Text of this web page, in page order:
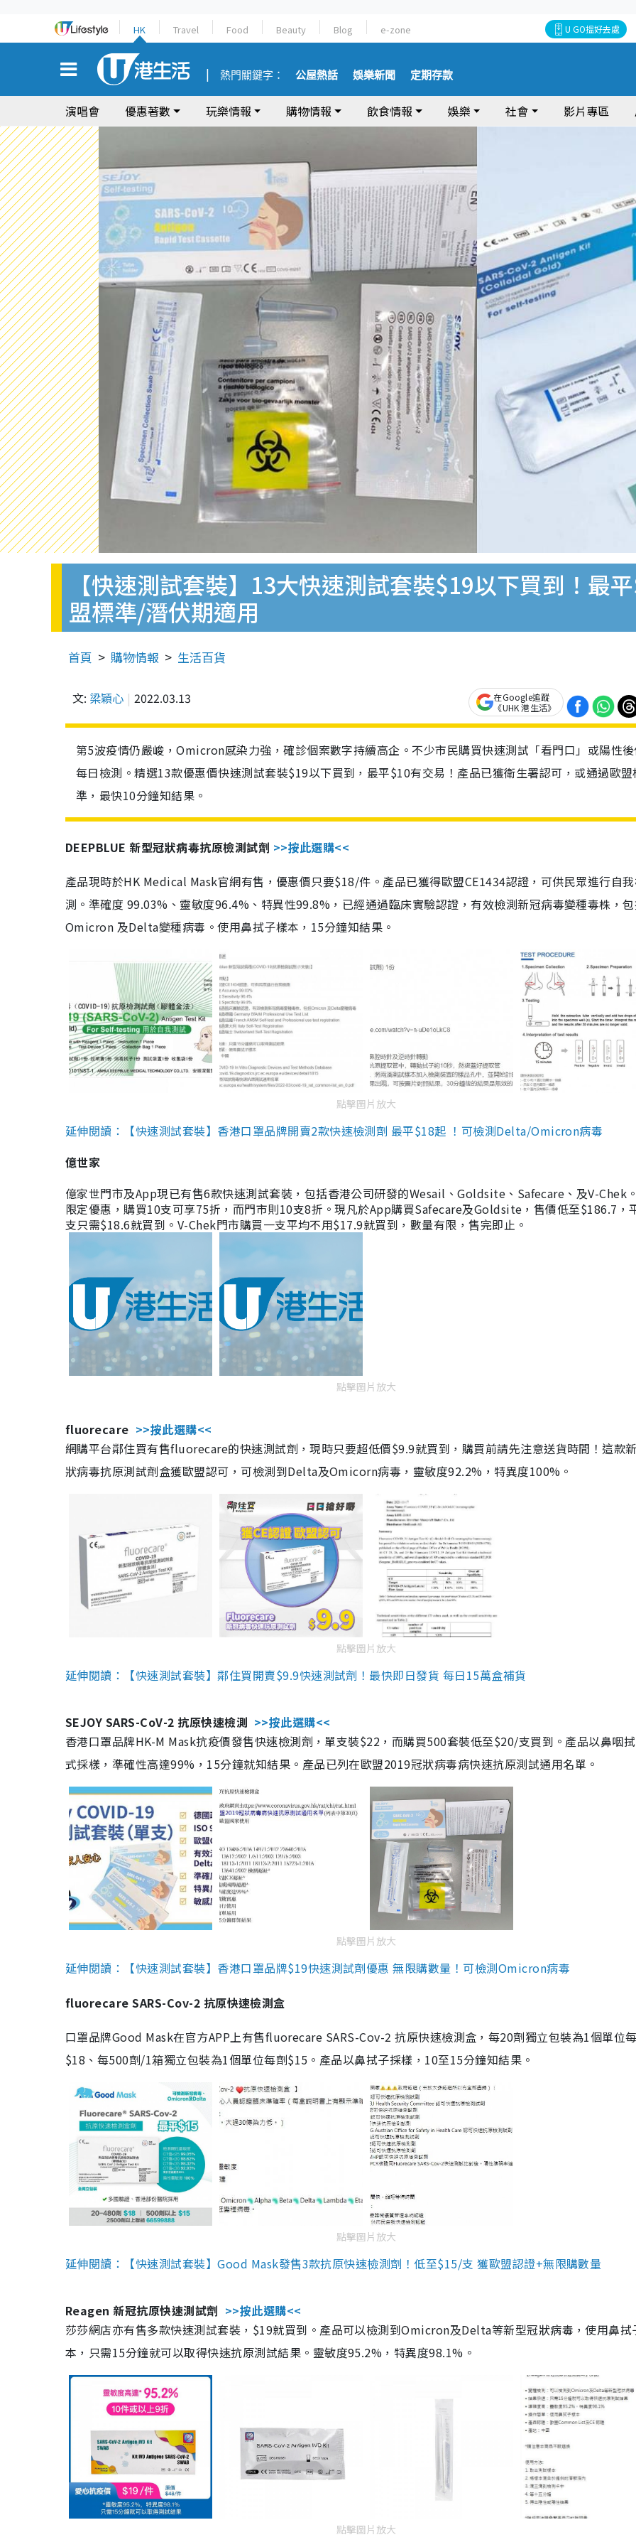
HK Travel Food Beauty Blog e-zone U GO搵好去處
熱門關鍵字： 公屋熱話 娛樂新聞 定期存款
演唱會 優惠著數 玩樂情報 購物情報 飲食情報 娛樂 社會 影片專區
【快速測試套裝】13大快速測試套裝$19以下買到！最
盟標準/潛伏期適用
首頁 購物情報 生活百貨
文: 梁穎心 2022.03.13
在Google追蹤
《UHK 港生活》
第5波疫情仍嚴峻，Omicron感染力強，確診個案數字持續高企。不少市民購買快速測試「看門口」或陽性
每日檢測。精選13款優惠價快速測試套裝$19以下買到，最平$10有交易！產品已獲衛生署認可，或通過歐盟
準，最快10分鐘知結果。
DEEPBLUE 新型冠狀病毒抗原檢測試劑 >>按此選購<<
產品現時於HK Medical Mask官網有售，優惠價只要$18/件。產品已獲得歐盟CE1434認證，可供民眾進行自
測。準確度 99.03%、靈敏度96.4%、特異性99.8%，已經通過臨床實驗認證，有效檢測新冠病毒變種毒株，
Omicron 及Delta變種病毒。使用鼻拭子樣本，15分鐘知結果。
點擊圖片放大
延伸閱讀：【快速測試套裝】香港口罩品牌開賣2款快速檢測劑 最平$18起 ！可檢測Delta/Omicron病毒
億世家
億家世門市及App現已有售6款快速測試套裝，包括香港公司研發的Wesail、Goldsite、Safecare、及V-Chek
限定優惠，購買10支可享75折，而門市則10支8折。現凡於App購買Safecare及Goldsite，售價低至$186.7，
支只需$18.6就買到。V-Chek門市購買一支平均不用$17.9就買到，數量有限，售完即止。
點擊圖片放大
fluorecare >>按此選購<<
網購平台鄰住買有售fluorecare的快速測試劑，現時只要超低價$9.9就買到，購買前請先注意送貨時間！這款
狀病毒抗原測試劑盒獲歐盟認可，可檢測到Delta及Omicorn病毒，靈敏度92.2%，特異度100%。
點擊圖片放大
延伸閱讀：【快速測試套裝】鄰住買開賣$9.9快速測試劑！最快即日發貨 每日15萬盒補貨
SEJOY SARS-CoV-2 抗原快速檢測 >>按此選購<<
香港口罩品牌HK-M Mask抗疫價發售快速檢測劑，單支裝$22，而購買500套裝低至$20/支買到。產品以鼻咽
式採樣，準確性高達99%，15分鐘就知結果。產品已列在歐盟2019冠狀病毒病快速抗原測試通用名單。
點擊圖片放大
延伸閱讀：【快速測試套裝】香港口罩品牌$19快速測試劑優惠 無限購數量！可檢測Omicron病毒
fluorecare SARS-Cov-2 抗原快速檢測盒
口罩品牌Good Mask在官方APP上有售fluorecare SARS-Cov-2 抗原快速檢測盒，每20劑獨立包裝為1個單位
$18、每500劑/1箱獨立包裝為1個單位每劑$15。產品以鼻拭子採樣，10至15分鐘知結果。
點擊圖片放大
延伸閱讀：【快速測試套裝】Good Mask發售3款抗原快速檢測劑！低至$15/支 獲歐盟認證+無限購數量
Reagen 新冠抗原快速測試劑 >>按此選購<<
莎莎網店亦有售多款快速測試套裝，$19就買到。產品可以檢測到Omicron及Delta等新型冠狀病毒，使用鼻拭
本，只需15分鐘就可以取得快速抗原測試結果。靈敏度95.2%，特異度98.1%。
點擊圖片放大